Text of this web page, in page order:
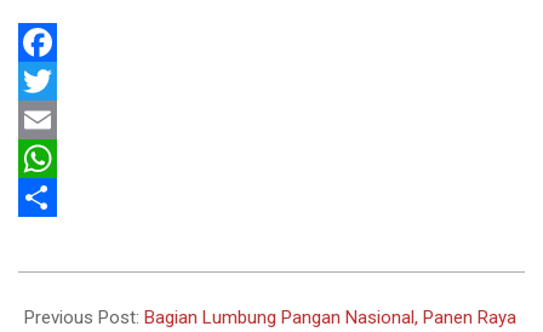
Facebook
Twitter
Email
WhatsApp
03-
Previous Post: Bagian Lumbung Pangan Nasional, Panen Raya